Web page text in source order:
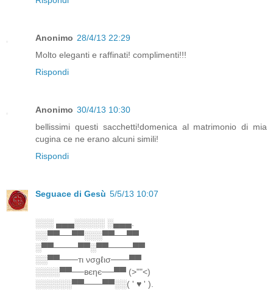
Anonimo 28/4/13 22:29
Molto eleganti e raffinati! complimenti!!!
Rispondi
Anonimo 30/4/13 10:30
bellissimi questi sacchetti!domenica al matrimonio di mia
cugina ce ne erano alcuni simili!
Rispondi
Seguace di Gesù 5/5/13 10:07
░░░ ▄▄▄░░░░░ ░▄▄▄.
░░▀▀──▀▀░░░▀▀──▀▀
░▀▀────▀▀░▀▀────▀▀
░░▀▀───тι νσgℓισ───▀▀
░░░░▀▀──вєηє──▀▀ (>""<)
░░░░░░▀▀───▀▀░░( ' ♥ ' ).